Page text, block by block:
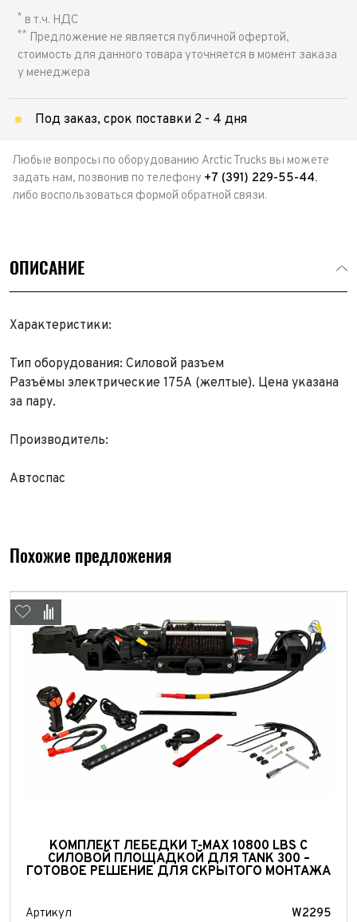
* в т.ч. НДС
** Предложение не является публичной офертой,
стоимость для данного товара уточняется в момент заказа
у менеджера
Под заказ, срок поставки 2 - 4 дня
Любые вопросы по оборудованию Arctic Trucks вы можете
задать нам, позвонив по телефону +7 (391) 229-55-44,
либо воспользоваться формой обратной связи.
ОПИСАНИЕ
Характеристики:
Тип оборудования: Силовой разъем
Разъёмы электрические 175А (желтые). Цена указана
за пару.
Производитель:
Автоспас
Похожие предложения
КОМПЛЕКТ ЛЕБЕДКИ T-MAX 10800 LBS С
СИЛОВОЙ ПЛОЩАДКОЙ ДЛЯ TANK 300 –
ГОТОВОЕ РЕШЕНИЕ ДЛЯ СКРЫТОГО МОНТАЖА
Артикул W2295
Обратная связь
Имя*
ФИО* Заявка на оценку